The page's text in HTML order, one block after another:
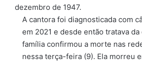
dezembro de 1947.
A cantora foi diagnosticada com
em 2021 e desde então tratava da
família confirmou a morte nas
nessa terça-feira (9). Ela morreu